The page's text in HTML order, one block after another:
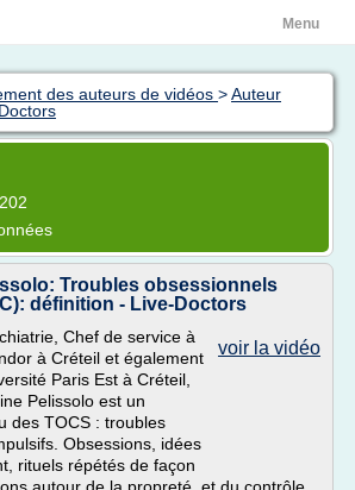
Menu
des auteurs de vidéos >Auteur
Troubles obsessionnels
définition - Live-Doctors
voir la vidéo
Chef de service à
à Créteil et également
Paris Est à Créteil,
Pelissolo est un
des TOCS : troubles
Obsessions, idées
rituels répétés de façon